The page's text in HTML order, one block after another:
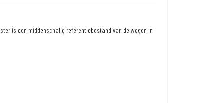
is een middenschalig referentiebestand van de wegen in